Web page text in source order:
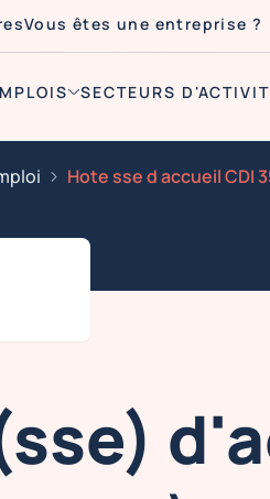
Vous êtes une entreprise ?
SECTEURS